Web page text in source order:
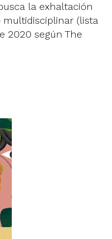
la exhaltación
(lista
2020 según The